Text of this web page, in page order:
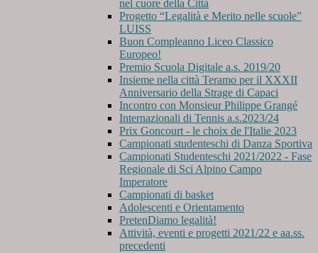
nel cuore della Città
Progetto “Legalità e Merito nelle scuole”
LUISS
Buon Compleanno Liceo Classico
Europeo!
Premio Scuola Digitale a.s. 2019/20
Insieme nella città Teramo per il XXXII
Anniversario della Strage di Capaci
Incontro con Monsieur Philippe Grangé
Internazionali di Tennis a.s.2023/24
Prix Goncourt - le choix de l'Italie 2023
Campionati studenteschi di Danza Sportiva
Campionati Studenteschi 2021/2022 - Fase
Regionale di Sci Alpino Campo
Imperatore
Campionati di basket
Adolescenti e Orientamento
PretenDiamo legalità!
Attività, eventi e progetti 2021/22 e aa.ss.
precedenti